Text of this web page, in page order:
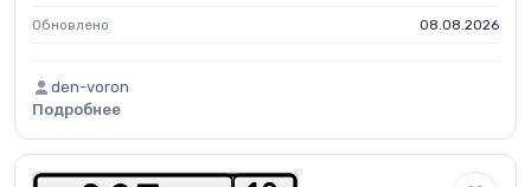
Обновлено 08.08.2026
den-voron
Подробнее